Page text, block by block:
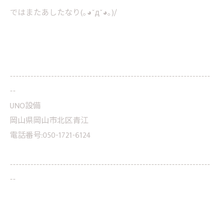
ではまたあしたなり(｡◕ˇдˇ​◕｡)/
--------------------------------------------------------------------
--
UNO設備
岡山県岡山市北区青江
電話番号:050-1721-6124
--------------------------------------------------------------------
--